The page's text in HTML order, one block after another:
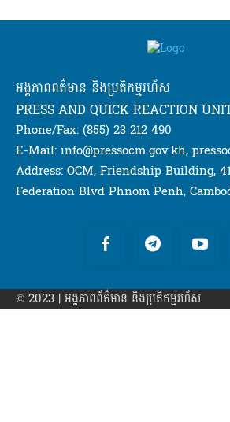
អង្គភាពពត៌មាន និងប្រតិកម្មរហ័ស
PRESS AND QUICK REACTION
Phone/Fax: (855) 23 212 490
E-Mail: info@pressocm.gov.kh,
Address: OCM, Friendship Building,
Federation Blvd Phnom Penh,
© 2023 | អង្គភាព​ព័ត៌មាន​ និងប្រតិកម្មរហ័ស